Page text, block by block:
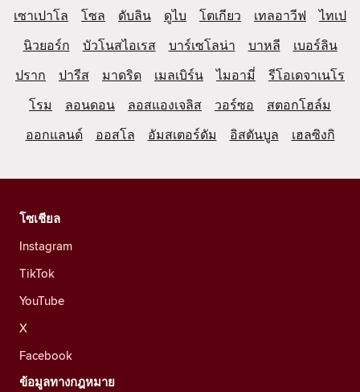
เซาเปาโล
โซล ดับลิน ดูไบ โตเกียว เทลอาวีฟ
ไทเป
นิวยอร์ก
บัวโนสไอเรส บาร์เซโลน่า บาหลี
เบอร์ลิน
ปราก
ปารีส มาดริด เมลเบิร์น ไมอามี่
รีโอเดจาเนโร
โรม
ลอนดอน ลอสแองเจลิส วอร์ซอ
สตอกโฮล์ม
ออกแลนด์
ออสโล อัมสเตอร์ดัม อิสตันบูล เฮลซิงกิ
โซเชียล
Instagram
TikTok
YouTube
X
Facebook
ข้อมูลทางกฎหมาย